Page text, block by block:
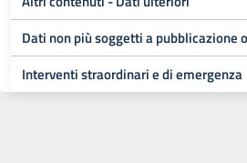
Dati non più soggetti a pubblicazione
Interventi straordinari e di emergenza